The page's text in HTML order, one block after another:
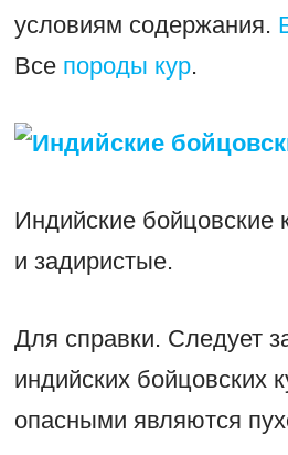
условиям содержания.
Все породы кур.
Индийские бойцовские
и задиристые.
Для справки. Следует
индийских бойцовских
опасными являются